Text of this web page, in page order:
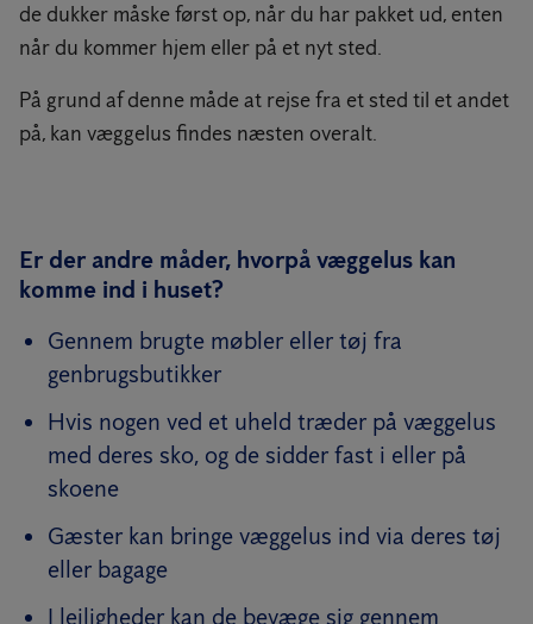
de dukker måske først op, når du har pakket ud, enten
når du kommer hjem eller på et nyt sted.
På grund af denne måde at rejse fra et sted til et andet
på, kan væggelus findes næsten overalt.
Er der andre måder, hvorpå væggelus kan
komme ind i huset?
Gennem brugte møbler eller tøj fra
genbrugsbutikker
Hvis nogen ved et uheld træder på væggelus
med deres sko, og de sidder fast i eller på
skoene
Gæster kan bringe væggelus ind via deres tøj
eller bagage
I lejligheder kan de bevæge sig gennem